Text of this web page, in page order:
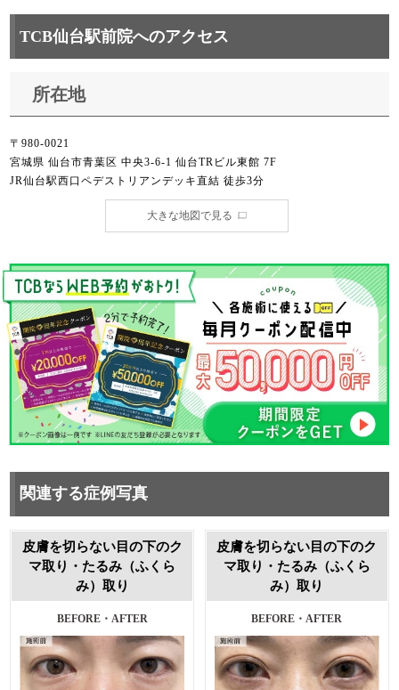
TCB仙台駅前院へのアクセス
所在地
〒980-0021
宮城県 仙台市青葉区 中央3-6-1 仙台TRビル東館 7F
JR仙台駅西口ペデストリアンデッキ直結 徒歩3分
大きな地図で見る
関連する症例写真
皮膚を切らない目の下のク
マ取り・たるみ（ふくら
み）取り
施術前・1ヶ月後
皮膚を切らない目の下のク
マ取り・たるみ（ふくら
み）取り
施術前・1ヶ月後